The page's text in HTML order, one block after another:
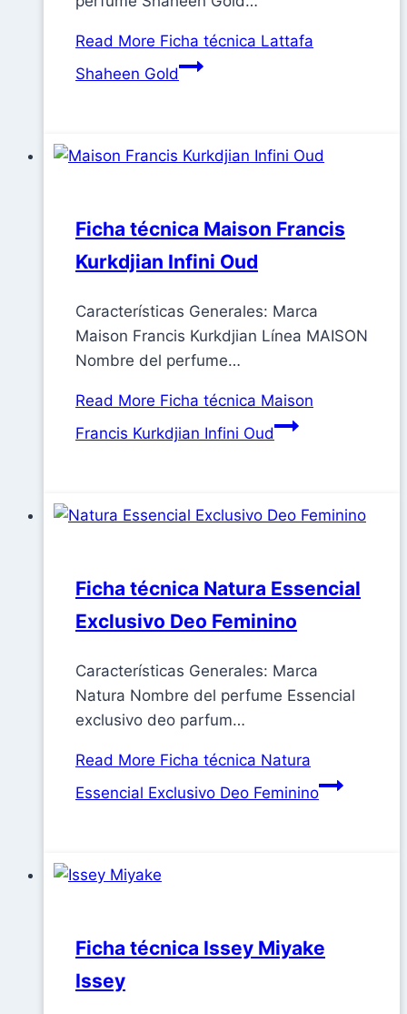
Read More Ficha técnica Lattafa
Shaheen Gold
Ficha técnica Maison Francis
Kurkdjian Infini Oud
Características Generales: Marca
Maison Francis Kurkdjian Línea MAISON
Nombre del perfume…
Read More Ficha técnica Maison
Francis Kurkdjian Infini Oud
Ficha técnica Natura Essencial
Exclusivo Deo Feminino
Características Generales: Marca
Natura Nombre del perfume Essencial
exclusivo deo parfum…
Read More Ficha técnica Natura
Essencial Exclusivo Deo Feminino
Ficha técnica Issey Miyake
Issey